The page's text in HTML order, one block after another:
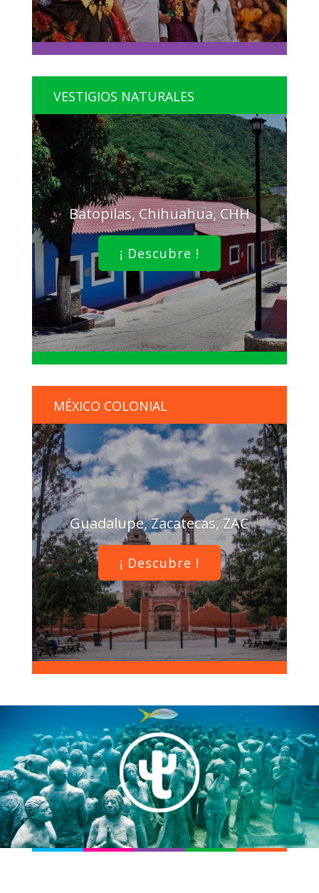
VESTIGIOS NATURALES
Batopilas, Chihuahua, CHH
¡ Descubre !
MÉXICO COLONIAL
Guadalupe, Zacatecas, ZAC
¡ Descubre !